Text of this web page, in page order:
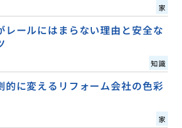
家
レールにはまらない理由と安全な
知識
的に変えるリフォーム会社の色彩
家